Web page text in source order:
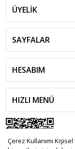
Çerez Kullanımı
ÜYELİK
SAYFALAR
HESABIM
HIZLI MENÜ